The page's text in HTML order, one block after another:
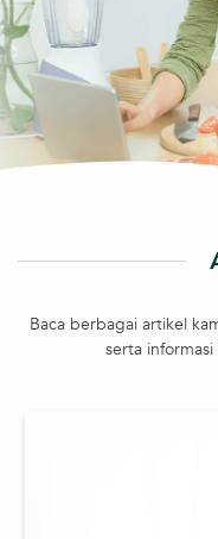
Baca berbagai artikel
serta